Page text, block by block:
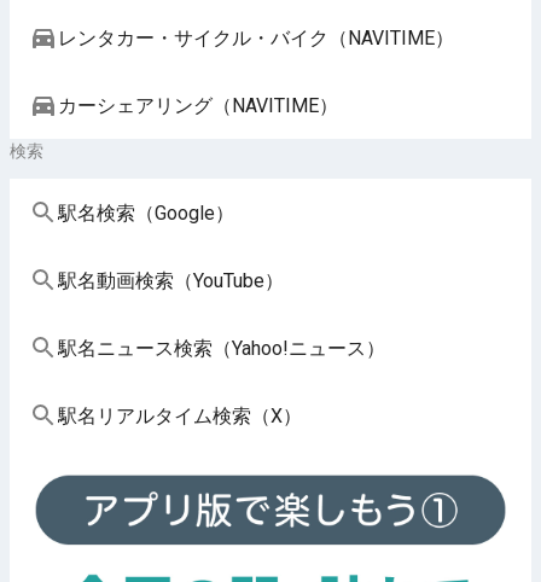
レンタカー・サイクル・バイク（NAVITIME）
カーシェアリング（NAVITIME）
検索
駅名検索（Google）
駅名動画検索（YouTube）
駅名ニュース検索（Yahoo!ニュース）
駅名リアルタイム検索（X）